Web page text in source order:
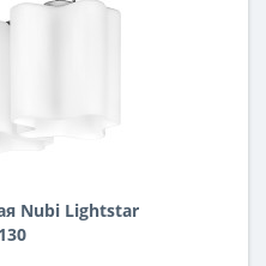
Nubi Lightstar